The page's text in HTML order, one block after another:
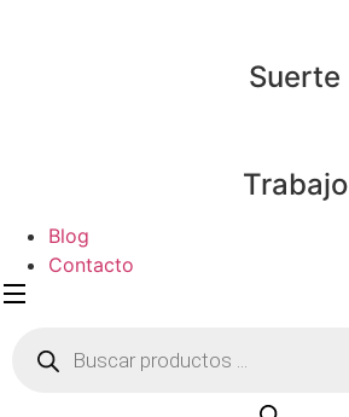
Suerte
Trabajo
Blog
Contacto
productos